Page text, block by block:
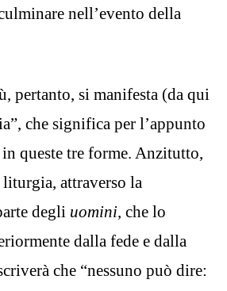
nell’evento della
pertanto, si manifesta (da qui
che significa per l’appunto
queste tre forme. Anzitutto,
attraverso la
degli uomini, che lo
dalla fede e dalla
che “nessuno può dire: